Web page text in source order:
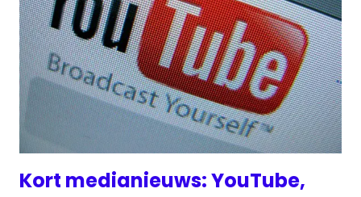
Kort medianieuws: YouTube,